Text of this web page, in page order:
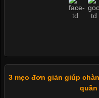
3 mẹo đơn giản giúp
quần